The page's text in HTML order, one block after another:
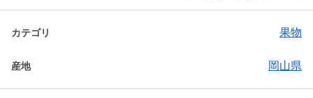
カテゴリ 果物
産地 岡山県